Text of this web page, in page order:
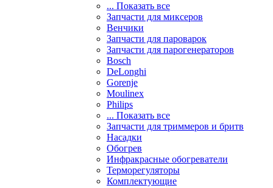
... Показать все
Запчасти для миксеров
Венчики
Запчасти для пароварок
Запчасти для парогенераторов
Bosch
DeLonghi
Gorenje
Moulinex
Philips
... Показать все
Запчасти для триммеров и бритв
Насадки
Обогрев
Инфракрасные обогреватели
Терморегуляторы
Комплектующие